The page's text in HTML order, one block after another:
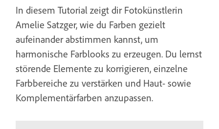
In diesem Tutorial zeigt dir Fotokünstlerin
Amelie Satzger, wie du Farben gezielt
aufeinander abstimmen kannst, um
harmonische Farblooks zu erzeugen. Du lernst
störende Elemente zu korrigieren, einzelne
Farbbereiche zu verstärken und Haut- sowie
Komplementärfarben anzupassen.